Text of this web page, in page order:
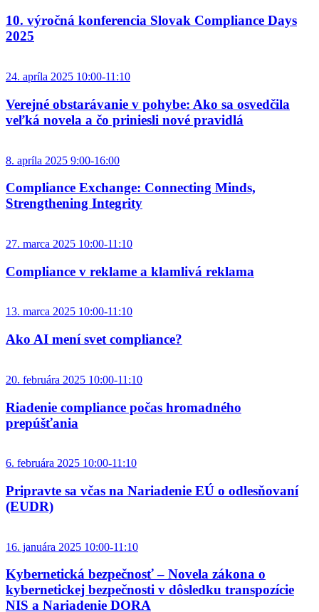
10. výročná konferencia Slovak Compliance Days
2025
24. apríla 2025 10:00-11:10
Verejné obstarávanie v pohybe: Ako sa osvedčila
veľká novela a čo priniesli nové pravidlá
8. apríla 2025 9:00-16:00
Compliance Exchange: Connecting Minds,
Strengthening Integrity
27. marca 2025 10:00-11:10
Compliance v reklame a klamlivá reklama
13. marca 2025 10:00-11:10
Ako AI mení svet compliance?
20. februára 2025 10:00-11:10
Riadenie compliance počas hromadného
prepúšťania
6. februára 2025 10:00-11:10
Pripravte sa včas na Nariadenie EÚ o odlesňovaní
(EUDR)
16. januára 2025 10:00-11:10
Kybernetická bezpečnosť – Novela zákona o
kybernetickej bezpečnosti v dôsledku transpozície
NIS a Nariadenie DORA